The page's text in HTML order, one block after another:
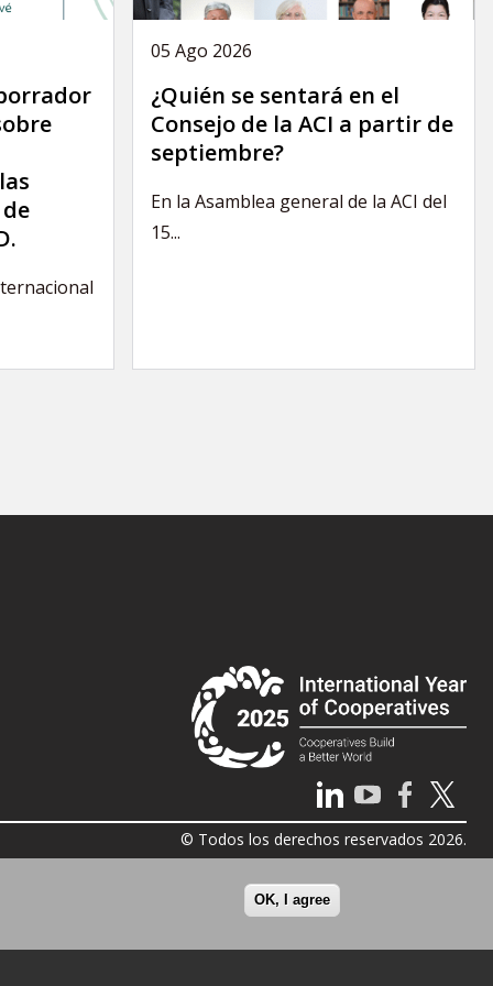
05 Ago 2026
¿Quién se sentará en el
Consejo de la ACI a partir de
septiembre?
En la Asamblea general de la ACI del
15...
© Todos los derechos reservados 2026.
OK, I agree